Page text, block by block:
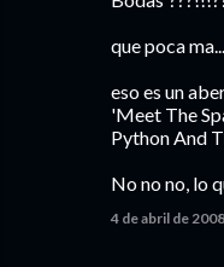
que poca
eso es un
'Meet The
Python And
No no no, lo
4 de abril de